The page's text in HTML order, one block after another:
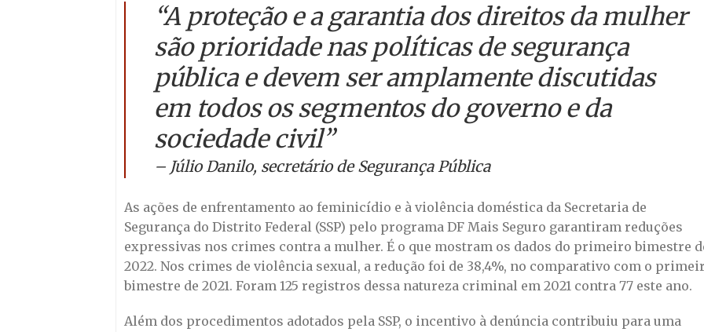
“A proteção e a garantia dos direitos da mulher
são prioridade nas políticas de segurança
pública e devem ser amplamente discutidas
em todos os segmentos do governo e da
sociedade civil”
– Júlio Danilo, secretário de Segurança Pública
As ações de enfrentamento ao feminicídio e à violência doméstica da Secretaria de
Segurança do Distrito Federal (SSP) pelo programa DF Mais Seguro garantiram reduções
expressivas nos crimes contra a mulher. É o que mostram os dados do primeiro bimestre
2022. Nos crimes de violência sexual, a redução foi de 38,4%, no comparativo com o
bimestre de 2021. Foram 125 registros dessa natureza criminal em 2021 contra 77 este ano.
Além dos procedimentos adotados pela SSP, o incentivo à denúncia contribuiu para uma